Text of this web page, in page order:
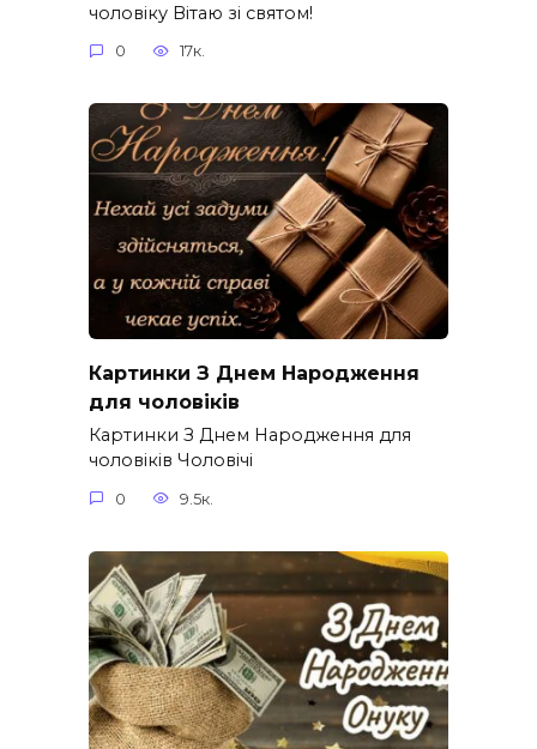
чоловіку Вітаю зі святом!
0 17к.
Картинки З Днем Народження
для чоловіків​
Картинки З Днем Народження для
чоловіків​ Чоловічі
0 9.5к.